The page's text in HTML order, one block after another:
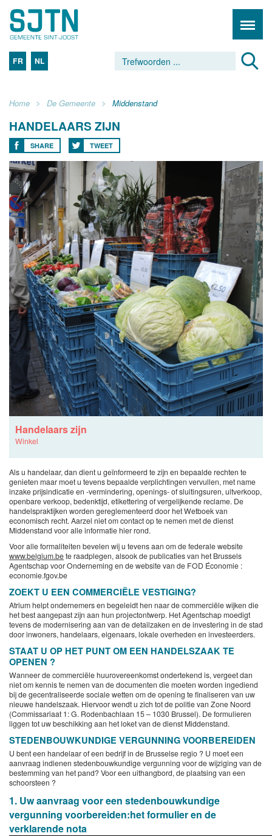
FR NL
Home De Gemeente Middenstand
HANDELAARS ZIJN
SHARE TWEET
Handelaars zijn
Winkel
Als u handelaar, dan dient u geïnformeerd te zijn en bepaalde rechten te
genieten maar moet u tevens bepaalde verplichtingen vervullen, met name
inzake prijsindicatie en -vermindering, openings- of sluitingsuren, uitverkoop,
openbare verkoop, bedenktijd, etikettering of vergelijkende reclame. De
handelspraktijken worden gereglementeerd door het Wetboek van
economisch recht. Aarzel niet om contact op te nemen met de dienst
Middenstand voor alle informatie hier rond.
Voor alle formaliteiten bevelen wij u tevens aan om de federale website
www.belgium.bete raadplegen, alsook de publicaties van het Brussels
Agentschap voor Onderneming en de website van de FOD Économie :
economie.fgov.be
ZOEKT U EEN COMMERCIËLE VESTIGING?
Atrium helpt ondernemers en begeleidt hen naar de commerciële wijken die
het best aangepast zijn aan hun projectontwerp. Het Agentschap moedigt
tevens de modernisering aan van de detailzaken en de investering in de stad
door inwoners, handelaars, eigenaars, lokale overheden en investeerders.
STAAT U OP HET PUNT OM EEN HANDELSZAAK TE
OPENEN ?
Wanneer de commerciële huurovereenkomst ondertekend is, vergeet dan
niet om kennis te nemen van de documenten die moeten worden ingediend
bij de gecentraliseerde sociale wetten om de opening te finaliseren van uw
nieuwe handelszaak. Hiervoor wendt u zich tot de politie van Zone Noord
(Commissariaat 1: G. Rodenbachlaan 15 – 1030 Brussel). De formulieren
liggen tot uw beschikking aan het loket van de dienst Middenstand.
STEDENBOUWKUNDIGE VERGUNNING VOORBEREIDEN
U bent een handelaar of een bedrijf in de Brusselse regio ? U moet een
aanvraag indienen stedenbouwkundige vergunning voor de wijziging van de
bestemming van het pand? Voor een uithangbord, de plaatsing van een
schoorsteen ?
1. Uw aanvraag voor een stedenbouwkundige
vergunning voorbereiden:het formulier en de
verklarende nota